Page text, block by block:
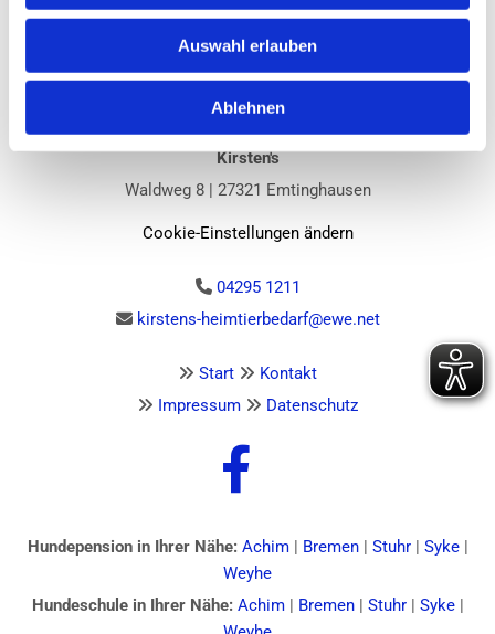
Auswahl erlauben
Ablehnen
Kirsten's
Waldweg 8 | 27321 Emtinghausen
Cookie-Einstellungen ändern
 04295 1211
 kirstens-heimtierbedarf@ewe.net
 Start  Kontakt
 Impressum  Datenschutz
Hundepension in Ihrer Nähe: Achim| Bremen| Stuhr| Syke|
Weyhe
Hundeschule in Ihrer Nähe: Achim| Bremen| Stuhr| Syke|